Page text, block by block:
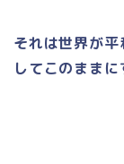
それは世界が
してこのままに